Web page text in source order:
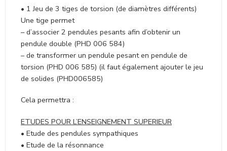
• 1 Jeu de 3 tiges de torsion (de diamètres différents)
Une tige permet
– d’associer 2 pendules pesants afin d’obtenir un
pendule double (PHD 006 584)
– de transformer un pendule pesant en pendule de
torsion (PHD 006 585) (il faut également ajouter le jeu
de solides (PHD006585)
Cela permettra :
ETUDES POUR L’ENSEIGNEMENT SUPERIEUR
• Etude des pendules sympathiques
• Etude de la résonnance